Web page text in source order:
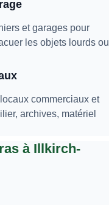
et garages pour
les objets lourds ou
commerciaux et
archives, matériel
à Illkirch-